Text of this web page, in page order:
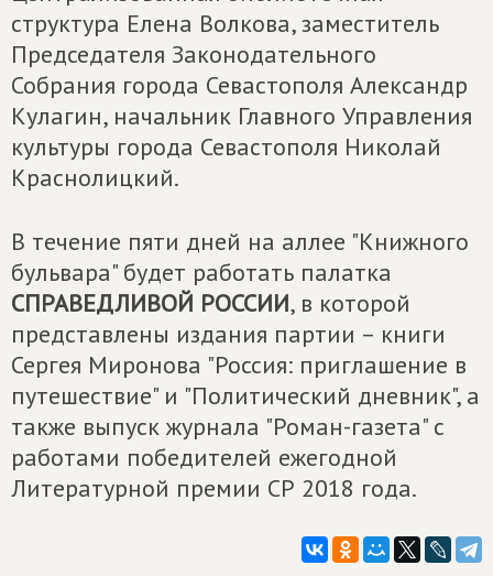
структура Елена Волкова, заместитель
Председателя Законодательного
Собрания города Севастополя Александр
Кулагин, начальник Главного Управления
культуры города Севастополя Николай
Краснолицкий.
В течение пяти дней на аллее "Книжного
бульвара" будет работать палатка
СПРАВЕДЛИВОЙ РОССИИ, в которой
представлены издания партии – книги
Сергея Миронова "Россия: приглашение в
путешествие" и "Политический дневник", а
также выпуск журнала "Роман-газета" с
работами победителей ежегодной
Литературной премии СР 2018 года.